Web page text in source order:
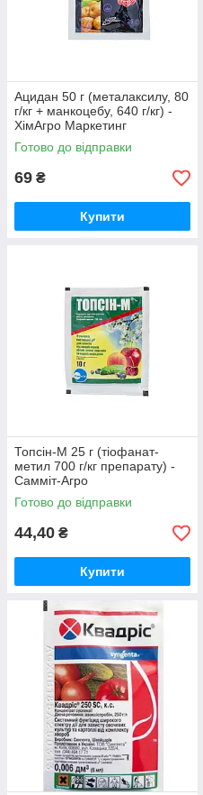
Ацидан 50 г (металаксилу, 80
г/кг + манкоцебу, 640 г/кг) -
ХімАгро Маркетинг
Готово до відправки
69 ₴
Купити
Топсін-М 25 г (тіофанат-
метил 700 г/кг препарату) -
Самміт-Агро
Готово до відправки
44,40 ₴
Купити